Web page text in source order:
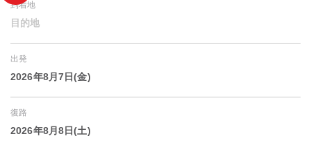
到着地
目的地
出発
2026年8月7日(金)
復路
2026年8月8日(土)